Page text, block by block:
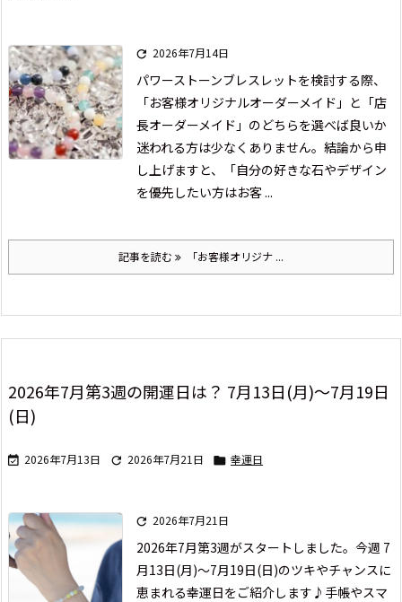
 2026年7月14日
パワーストーンブレスレットを検討する際、
「お客様オリジナルオーダーメイド」と「店
長オーダーメイド」のどちらを選べば良いか
迷われる方は少なくありません。 結論から申
し上げますと、「自分の好きな石やデザイン
を優先したい方はお客 ...
記事を読む 「お客様オリジナ ...
2026年7月第3週の開運日は？ 7月13日(月)～7月19日
(日)
 2026年7月13日  2026年7月21日  幸運日
 2026年7月21日
2026年7月第3週がスタートしました。 今週 7
月13日(月)～7月19日(日)のツキやチャンスに
恵まれる幸運日をご紹介します♪ 手帳やスマ